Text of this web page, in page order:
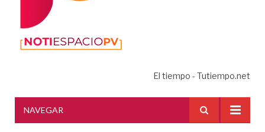
El tiempo - Tutiempo.net
NAVEGAR